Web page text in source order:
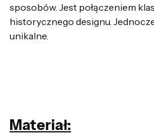
sposobów. Jest połączeniem
historycznego designu.
unikalne.
Materiał: